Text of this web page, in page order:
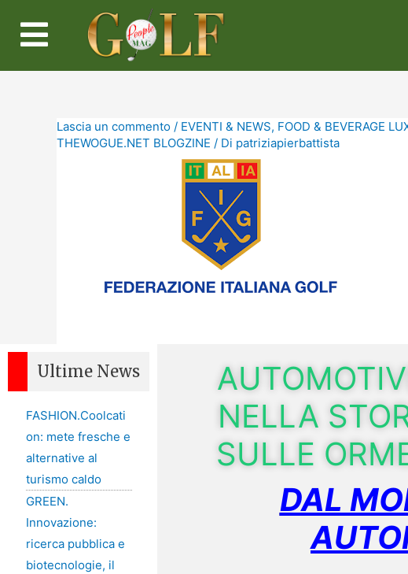
Lascia un commento / EVENTI & NEWS, FOOD & BEVERAGE
THEWOGUE.NET BLOGZINE / Di patriziapierbattista
Ultime News
FASHION.Coolcati
on: mete fresche e
alternative al
turismo caldo
GREEN.
Innovazione:
ricerca pubblica e
biotecnologie, il
NELLA
SULLE
DAL